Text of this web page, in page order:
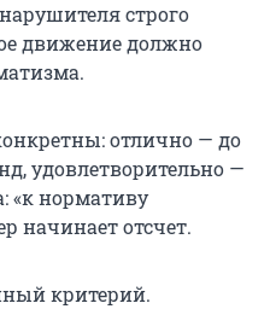
строго
движение должно
отлично — до
удовлетворительно —
«к нормативу
начинает отсчет.
критерий.